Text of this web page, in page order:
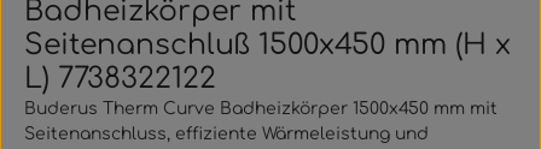
Badheizkörper mit
Seitenanschluß 1500x450 mm (H x
L) 7738322122
Buderus Therm Curve Badheizkörper 1500x450 mm mit
Seitenanschluss, effiziente Wärmeleistung und